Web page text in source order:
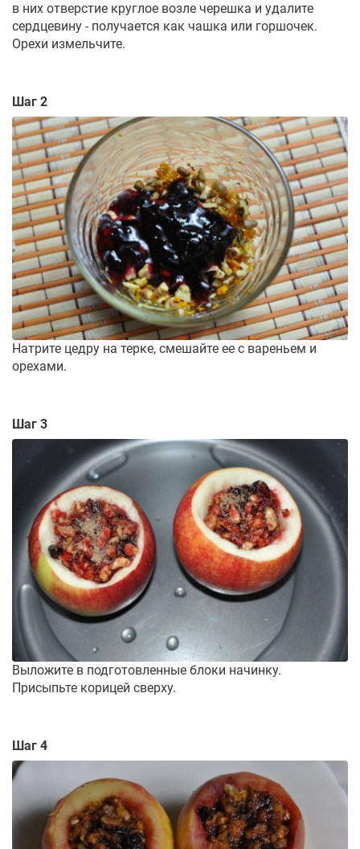
в них отверстие круглое возле черешка и удалите
сердцевину - получается как чашка или горшочек.
Орехи измельчите.
Шаг 2
Натрите цедру на терке, смешайте ее с вареньем и
орехами.
Шаг 3
Выложите в подготовленные блоки начинку.
Присыпьте корицей сверху.
Шаг 4